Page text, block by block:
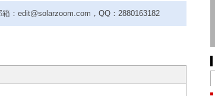
：edit@solarzoom.com，QQ：2880163182